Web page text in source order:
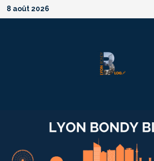
Passer
au
8 août 2026